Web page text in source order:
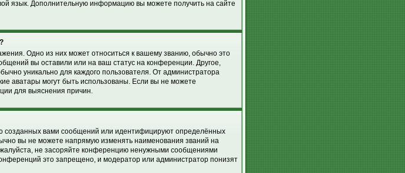
язык. Дополнительную информацию вы можете получить на сайте
Одно из них может относиться к вашему званию, обычно это
вы оставили или на ваш статус на конференции. Другое,
уникально для каждого пользователя. От администратора
аватары могут быть использованы. Если вы не можете
для выяснения причин.
вами сообщений или идентифицируют определённых
вы не можете напрямую изменять наименования званий на
не засоряйте конференцию ненужными сообщениями
это запрещено, и модератор или администратор понизят